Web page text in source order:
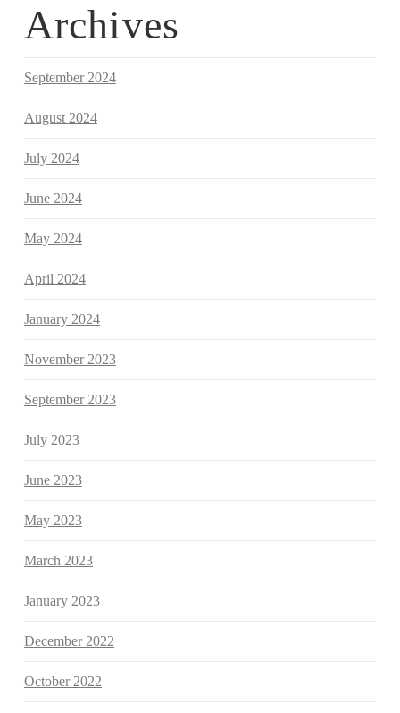
Archives
September 2024
August 2024
July 2024
June 2024
May 2024
April 2024
January 2024
November 2023
September 2023
July 2023
June 2023
May 2023
March 2023
January 2023
December 2022
October 2022